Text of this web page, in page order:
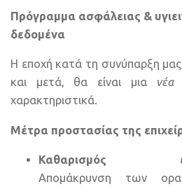
Πρόγραμμα ασφάλειας &
δεδομένα
Η εποχή κατά τη συνύπαρξη
και μετά, θα είναι μια νέα
χαρακτηριστικά.
Μέτρα προστασίας της
Καθαρισμός
Απομάκρυνση των